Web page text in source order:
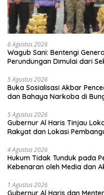
6 Agustus 2026
Wagub Sani: Bentengi
Perundungan Dimulai dari
5 Agustus 2026
Buka Sosialisasi Akbar
dan Bahaya Narkoba di
tangan”
5 Agustus 2026
Gubernur Al Haris Tinjau
Rakyat dan Lokasi
4 Agustus 2026
Hukum Tidak Tunduk pada
Kebenaran oleh Media dan
1 Agustus 2026
Gubernur Al Haris dan